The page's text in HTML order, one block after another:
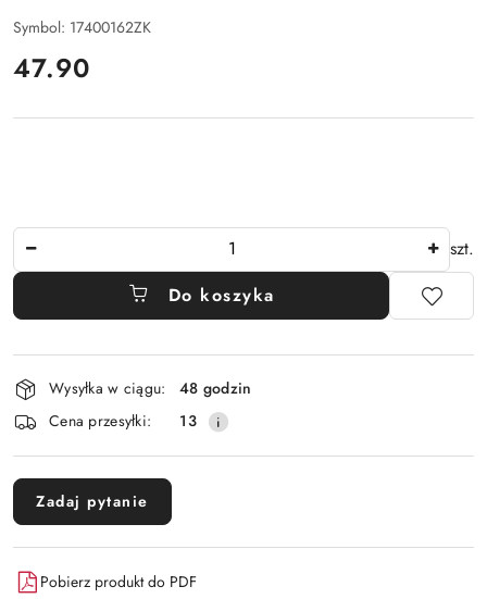
Symbol: 17400162ZK
cena:
47.90
szt.
Do koszyka
Dostępność
i
dostawa
Wysyłka w ciągu:
48 godzin
Cena przesyłki:
13
Zadaj pytanie
Pobierz produkt do PDF